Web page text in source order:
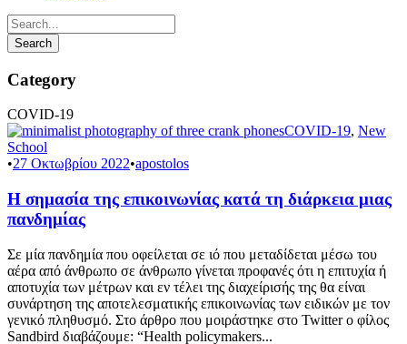
Category
COVID-19
COVID-19, New
School
•27 Οκτωβρίου 2022•apostolos
Η σημασία της επικοινωνίας κατά τη διάρκεια μιας
πανδημίας
Σε μία πανδημία που οφείλεται σε ιό που μεταδίδεται μέσω του
αέρα από άνθρωπο σε άνθρωπο γίνεται προφανές ότι η επιτυχία ή
αποτυχία των μέτρων και εν τέλει της διαχείρισής της θα είναι
συνάρτηση της αποτελεσματικής επικοινωνίας των ειδικών με τον
γενικό πληθυσμό. Στο άρθρο που μοιράστηκε στο Twitter ο φίλος
Sandbird διαβάζουμε: “Health policymakers...